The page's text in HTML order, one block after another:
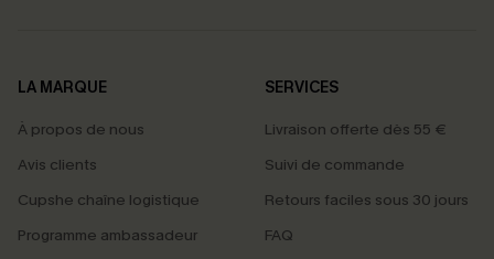
LA MARQUE
À propos de nous
Avis clients
Cupshe chaîne logistique
Programme ambassadeur
SERVICES
Livraison offerte dès 55 €
Suivi de commande
Retours faciles sous 30 jours
FAQ